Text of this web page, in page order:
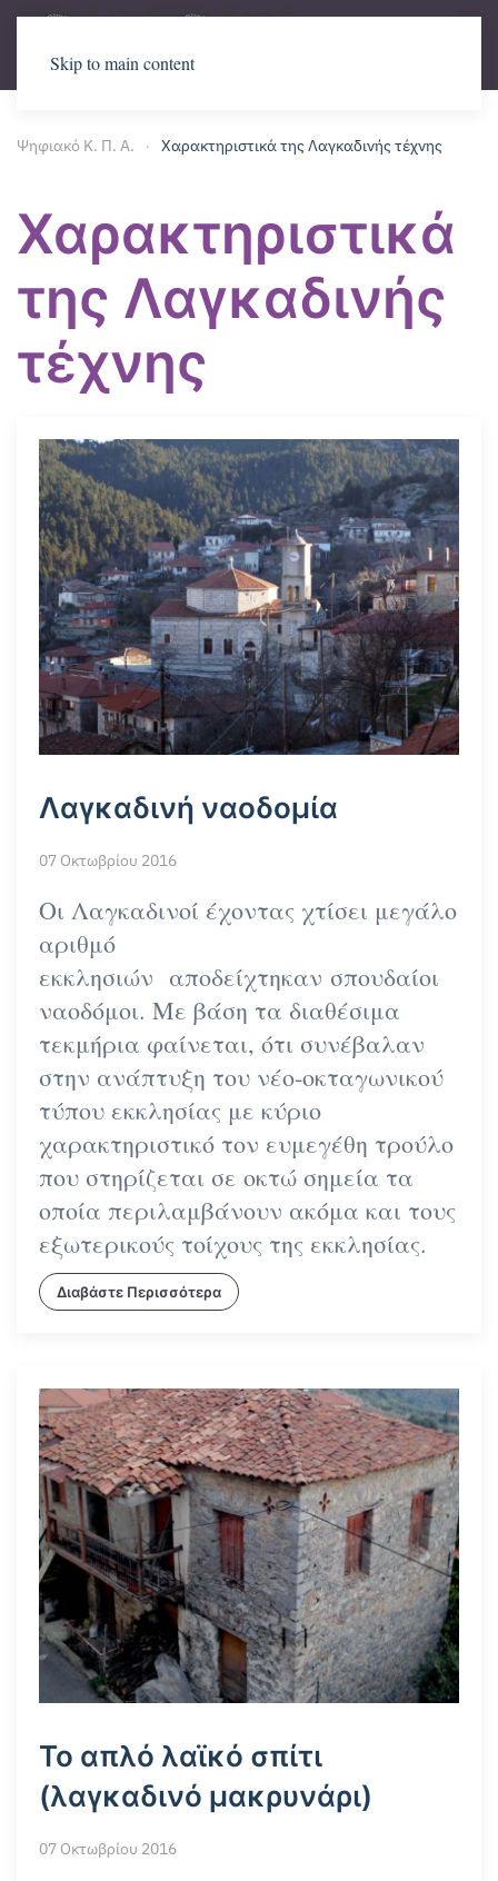
Skip to main content
Ψηφιακό Κ. Π. Α. Χαρακτηριστικά της Λαγκαδινής τέχνης
Χαρακτηριστικά
της Λαγκαδινής
τέχνης
Λαγκαδινή ναοδομία
07 Οκτωβρίου 2016
Οι Λαγκαδινοί έχοντας χτίσει μεγάλο
αριθμό
εκκλησιών αποδείχτηκαν σπουδαίοι
ναοδόμοι. Με βάση τα διαθέσιμα
τεκμήρια φαίνεται, ότι συνέβαλαν
στην ανάπτυξη του νέο-οκταγωνικού
τύπου εκκλησίας με κύριο
χαρακτηριστικό τον ευμεγέθη τρούλο
που στηρίζεται σε οκτώ σημεία τα
οποία περιλαμβάνουν ακόμα και τους
εξωτερικούς τοίχους της εκκλησίας.
Διαβάστε Περισσότερα
To απλό λαϊκό σπίτι
(λαγκαδινό μακρυνάρι)
07 Οκτωβρίου 2016